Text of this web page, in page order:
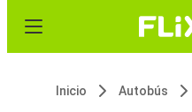
Inicio Autobús